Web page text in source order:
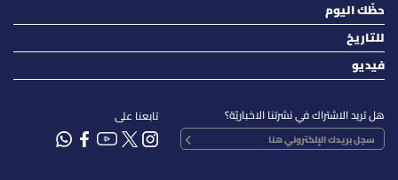
حظّك اليوم
للتاريخ
فيديو
هل تريد الاشتراك في نشرتنا الاخباريّة؟ تابعنا على